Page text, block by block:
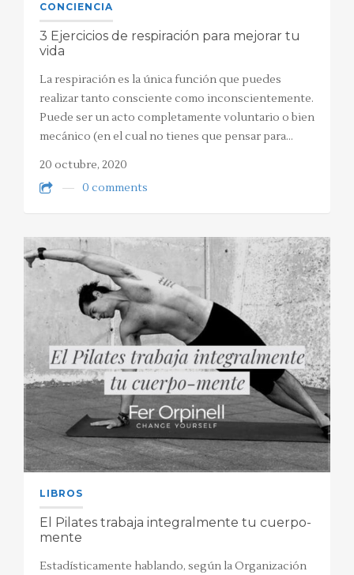
CONCIENCIA
3 Ejercicios de respiración para mejorar tu
vida
La respiración es la única función que puedes
realizar tanto consciente como inconscientemente.
Puede ser un acto completamente voluntario o bien
mecánico (en el cual no tienes que pensar para…
20 octubre, 2020
0 comments
LIBROS
El Pilates trabaja integralmente tu cuerpo-
mente
Estadísticamente hablando, según la Organización